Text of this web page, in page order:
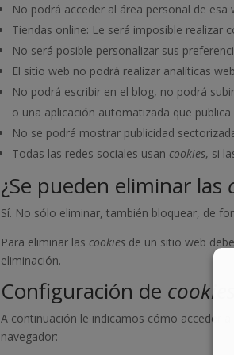
No podrá acceder al área personal de
Tiendas online: Le será imposible realizar
No será posible personalizar sus
El sitio web no podrá realizar analíticas
No podrá escribir en el blog, no podrá
o una aplicación automatizada que publica
No se podrá mostrar publicidad
Todas las redes sociales usan cookies, si
¿Se pueden eliminar las
Sí. No sólo eliminar, también bloquear, de
Para eliminar las cookies de un sitio web
eliminación.
Configuración de cookies
A continuación le indicamos cómo acceder a
navegador: